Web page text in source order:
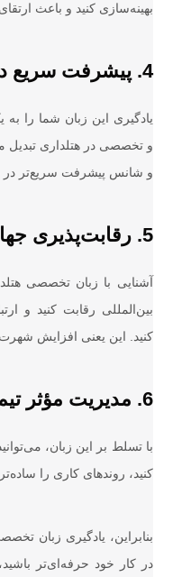
بهینه‌سازی کنید و باعث
4. پیشرفت سریع در شغل:
یادگیری این زبان شما را
و تخصصی در هتلداری
و شانس پیشرفت سریع‌تر
5. رقابت‌پذیری جهانی:
آشنایی با زبان تخصصی
بین‌المللی رقابت کنید و
کنید. این یعنی افزایش
6. مدیریت مؤثر تیم‌ها:
با تسلط بر این زبان،
کنید، روندهای کاری را
بنابراین، یادگیری زبان
در کار خود حرفه‌ای‌تر